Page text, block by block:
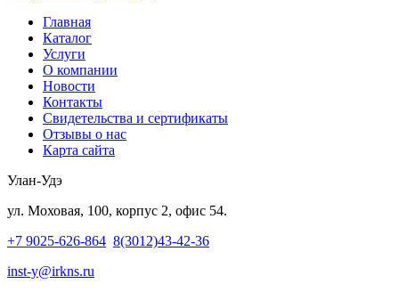
Главная
Каталог
Услуги
О компании
Новости
Контакты
Свидетельства и сертификаты
Отзывы о нас
Карта сайта
Улан-Удэ
ул. Моховая, 100, корпус 2, офис 54.
+7 9025-626-864 8(3012)43-42-36
inst-y@irkns.ru